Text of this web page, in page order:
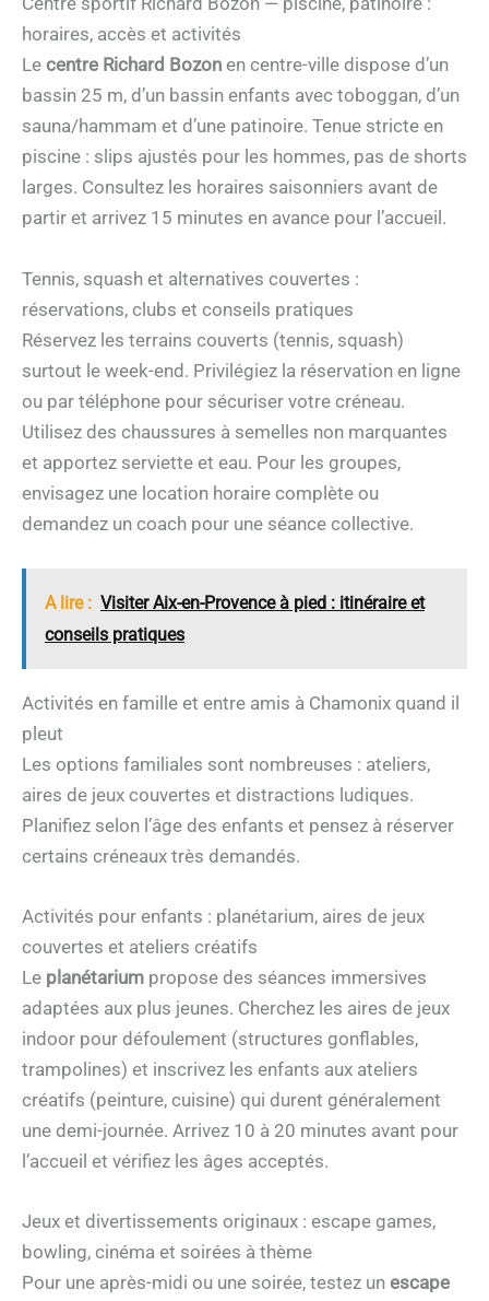
horaires, accès et activités
Le centre Richard Bozon en centre-ville dispose d’un
bassin 25 m, d’un bassin enfants avec toboggan, d’un
sauna/hammam et d’une patinoire. Tenue stricte en
piscine : slips ajustés pour les hommes, pas de shorts
larges. Consultez les horaires saisonniers avant de
partir et arrivez 15 minutes en avance pour l’accueil.
Tennis, squash et alternatives couvertes :
réservations, clubs et conseils pratiques
Réservez les terrains couverts (tennis, squash)
surtout le week-end. Privilégiez la réservation en ligne
ou par téléphone pour sécuriser votre créneau.
Utilisez des chaussures à semelles non marquantes
et apportez serviette et eau. Pour les groupes,
envisagez une location horaire complète ou
demandez un coach pour une séance collective.
A lire : Visiter Aix-en-Provence à pied : itinéraire et
conseils pratiques
Activités en famille et entre amis à Chamonix quand il
pleut
Les options familiales sont nombreuses : ateliers,
aires de jeux couvertes et distractions ludiques.
Planifiez selon l’âge des enfants et pensez à réserver
certains créneaux très demandés.
Activités pour enfants : planétarium, aires de jeux
couvertes et ateliers créatifs
Le planétarium propose des séances immersives
adaptées aux plus jeunes. Cherchez les aires de jeux
indoor pour défoulement (structures gonflables,
trampolines) et inscrivez les enfants aux ateliers
créatifs (peinture, cuisine) qui durent généralement
une demi-journée. Arrivez 10 à 20 minutes avant pour
l’accueil et vérifiez les âges acceptés.
Jeux et divertissements originaux : escape games,
bowling, cinéma et soirées à thème
Pour une après-midi ou une soirée, testez un escape